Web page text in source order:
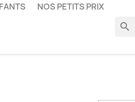
NOS PETITS PRIX
search